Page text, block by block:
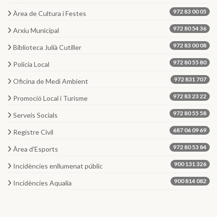
Àrea de Cultura i Festes 972 83 00 05
Arxiu Municipal 972 80 54 36
Biblioteca Julià Cutiller 972 83 00 08
Policia Local 972 80 55 80
Oficina de Medi Ambient 972 831 707
Promoció Local i Turisme 972 83 23 22
Serveis Socials 972 80 55 58
Registre Civil 687 06 09 69
Àrea d'Esports 972 80 53 84
Incidències enllumenat públic 900 131 326
Incidències Aqualia 900 814 082